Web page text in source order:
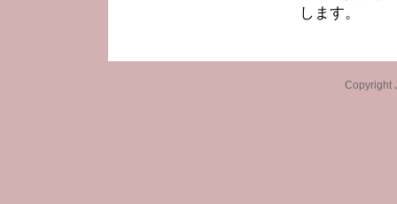
します。
Copyright